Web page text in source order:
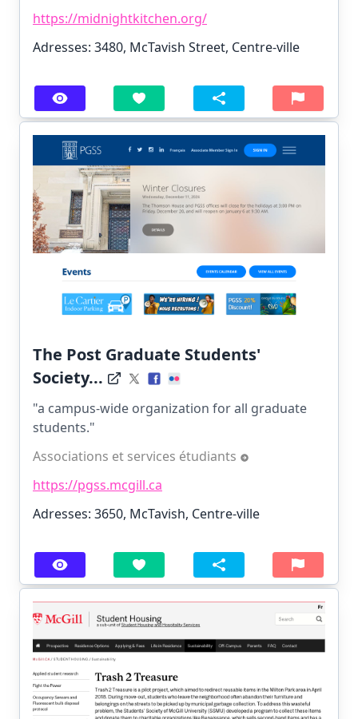
https://midnightkitchen.org/
Adresses: 3480, McTavish Street, Centre-ville
The Post Graduate Students'
Society...
"a campus-wide organization for all graduate
students."
Associations et services étudiants
https://pgss.mcgill.ca
Adresses: 3650, McTavish, Centre-ville